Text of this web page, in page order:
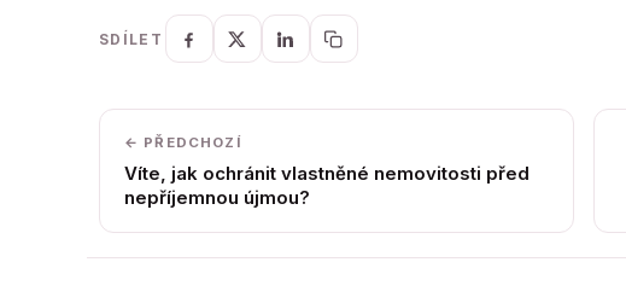
SDÍLET
← PŘEDCHOZÍ
Víte, jak ochránit vlastněné nemovitosti před
nepříjemnou újmou?